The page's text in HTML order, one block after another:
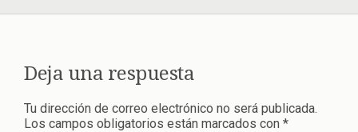
Deja una respuesta
Tu dirección de correo electrónico no será publicada.
Los campos obligatorios están marcados con *